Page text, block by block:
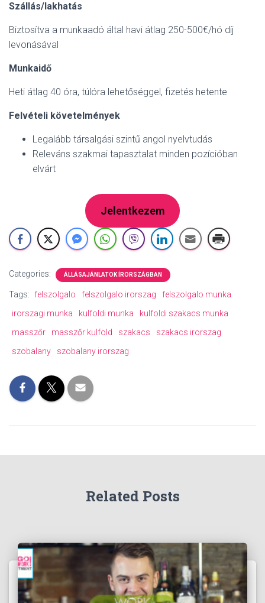
Szállás/lakhatás
Biztosítva a munkaadó által havi átlag 250-500€/hó díj
levonásával
Munkaidő
Heti átlag 40 óra, túlóra lehetőséggel, fizetés hetente
Felvételi követelmények
Legalább társalgási szintű angol nyelvtudás
Releváns szakmai tapasztalat minden pozícióban
elvárt
Jelentkezem
Categories: ÁLLÁSAJÁNLATOK ÍRORSZÁGBAN
Tags: felszolgalo felszolgalo irorszag
felszolgalo munka
irorszagi munka
kulfoldi munka
kulfoldi szakacs munka
masszőr
masszőr kulfold szakacs
szakacs irorszag
szobalany
szobalany irorszag
Related Posts